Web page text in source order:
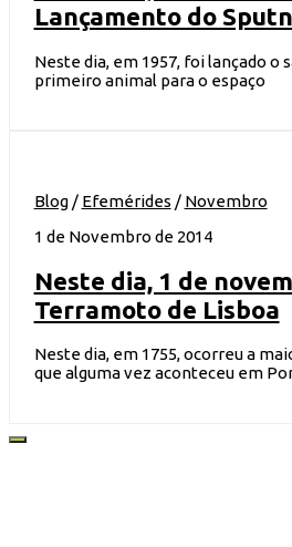
Lançamento do
Neste dia, em 1957, foi lançado o
primeiro animal para o espaço
Blog/ Efemérides / Novembro
1 de Novembro de 2014
Neste dia, 1 de
Terramoto de Lisboa
Neste dia, em 1755, ocorreu a
que alguma vez aconteceu em